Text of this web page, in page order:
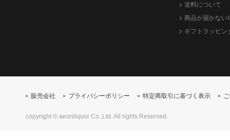
送料について
商品が届かない
ギフトラッピン
販売会社 プライバシーポリシー 特定商取引に基づく表示
copyright © aeonliquor Co.,Ltd. All rights Reserved.